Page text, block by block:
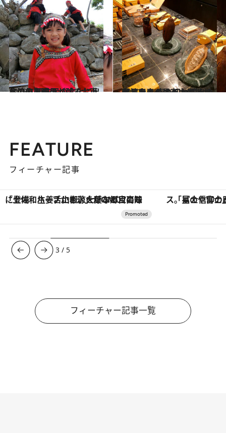
2018.12.22
台湾の原風景が残る台東への旅 原住民の文化に出会い心を洗う
旅＆お出かけ 2020.1.19
台湾土産の最有力候補が現れた！ 売り切れ続出の台湾産カカオチョコ
旅＆お出かけ
FEATURE
フィーチャー記事
「星のや富士」でデジタルデトックス。冨士信仰の歴史を辿り、心身を調える。 【銀座で出合う最旬美容】美髪ケアや上質
3 / 5
フィーチャー記事一覧